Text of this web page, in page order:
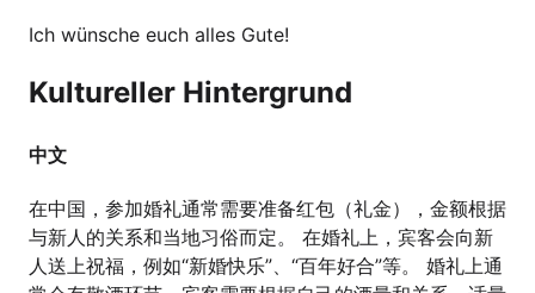
Ich wünsche euch alles Gute!
Kultureller Hintergrund
中文
在中国，参加婚礼通常需要准备红包（礼金），金额根据
与新人的关系和当地习俗而定。 在婚礼上，宾客会向新
人送上祝福，例如“新婚快乐”、“百年好合”等。 婚礼上通